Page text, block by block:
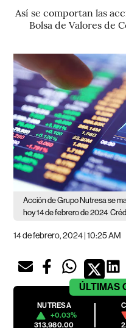
Así se comportan las
Bolsa de Valores de
Acción de Grupo Nutresa se
hoy 14 de febrero de 2024
14 de febrero, 2024 | 10:25 AM
ÚLTIMAS
NUTRESA
+0.03%
313,980.00